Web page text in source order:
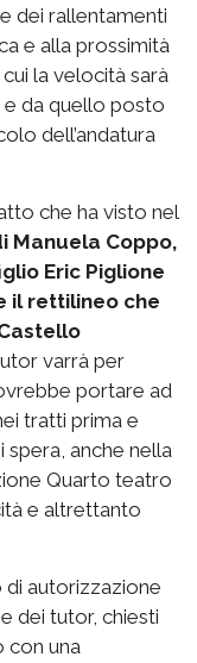
dei rallentamenti
e alla prossimità
la velocità sarà
e da quello posto
dell’andatura
che ha visto nel
Manuela Coppo,
Eric Piglione
il rettilineo che
varrà per
portare ad
tratti prima e
anche nella
Quarto teatro
e altrettanto
autorizzazione
dei tutor, chiesti
con una